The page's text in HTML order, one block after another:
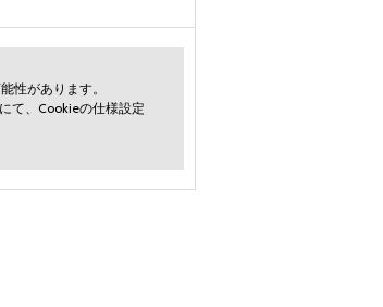
性があります。
にて、Cookieの仕様設定